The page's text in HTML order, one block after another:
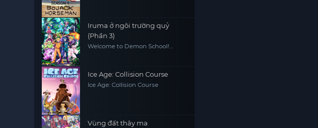
Iruma ở ngôi trường quỷ
(Phần 3)
Welcome to Demon School!
Ice Age: Collision Course
Ice Age: Collision Course
Vùng đất thây ma